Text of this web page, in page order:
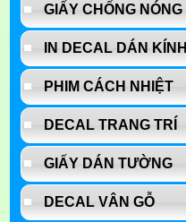
GIẤY CHỐNG NÓNG
IN DECAL DÁN KÍNH
PHIM CÁCH NHIỆT
DECAL TRANG TRÍ
GIẤY DÁN TƯỜNG
DECAL VÂN GỖ